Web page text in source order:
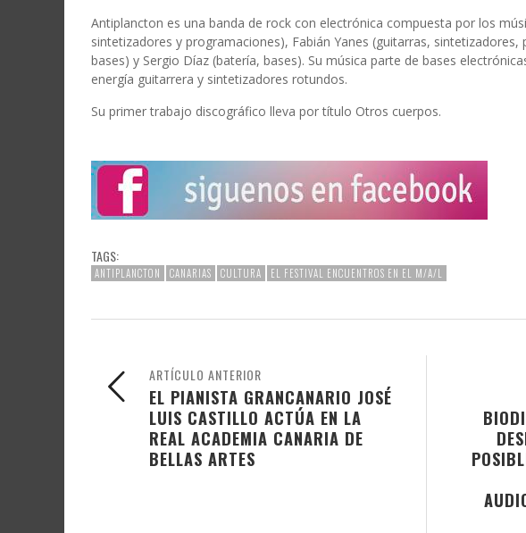
Antiplancton es una banda de rock con electrónica compuesta por los
sintetizadores y programaciones), Fabián Yanes (guitarras,
bases) y Sergio Díaz (batería, bases). Su música parte de bases
energía guitarrera y sintetizadores rotundos.
Su primer trabajo discográfico lleva por título Otros cuerpos.
TAGS:
ANTIPLANCTON CANARIAS CULTURA EL FESTIVAL ENCUENTROS EN EL M/A/L
ARTÍCULO ANTERIOR
EL PIANISTA GRANCANARIO JOSÉ
LUIS CASTILLO ACTÚA EN LA
REAL ACADEMIA CANARIA DE
BELLAS ARTES